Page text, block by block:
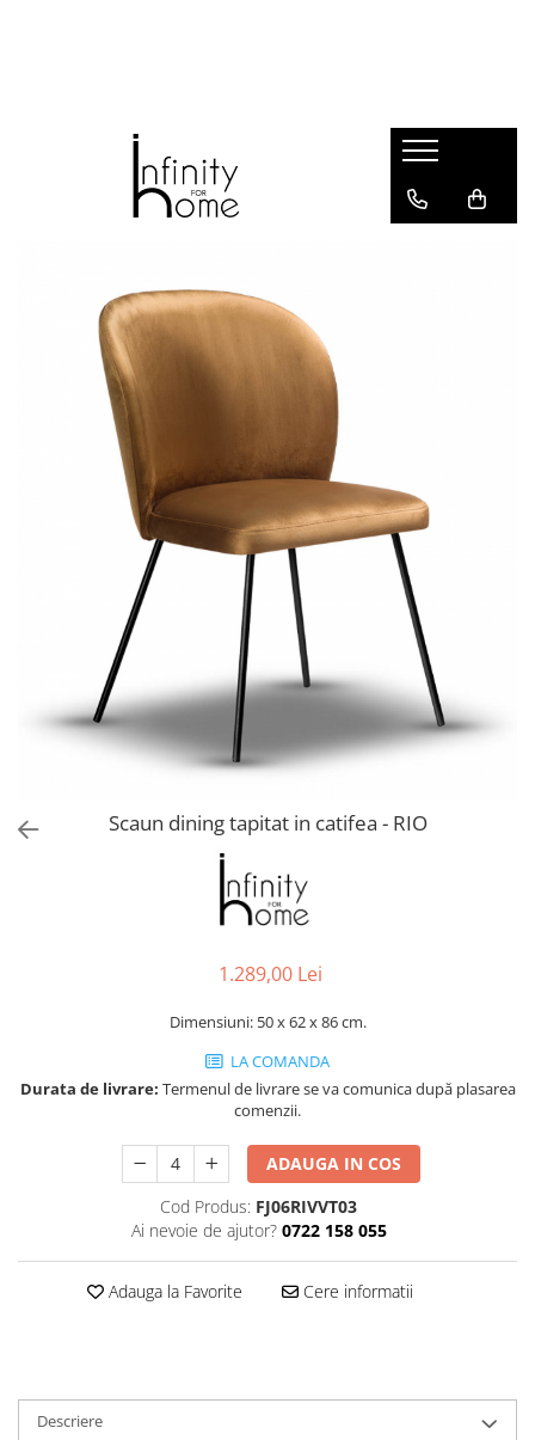
Biblioteci și rafturi
Masute auxiliare
Covoare living
Taburete și pufi
Masute de cafea
Mobila dormitor
Comode dormitor
Covoare dormitor
Console dormitor
Mobila dining
Console extensibile
Scaune
Covoare dining
Scaune de bar / insula
Decoratiuni interioare
Accesorii decorative
Textile pentru casa
Designers' Choice
Scaun dining tapitat in catifea - RIO
1.289,00 Lei
Dimensiuni: 50 x 62 x 86 cm.
LA COMANDA
Durata de livrare: Termenul de livrare se va comunica după plasarea
comenzii.
ADAUGA IN COS
Cod Produs: FJ06RIVVT03
Ai nevoie de ajutor? 0722 158 055
Adauga la Favorite Cere informatii
Descriere